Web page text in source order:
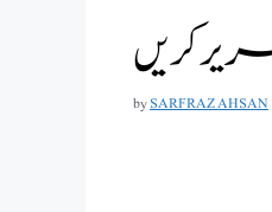
کریں
bySARFRAZ AHSAN